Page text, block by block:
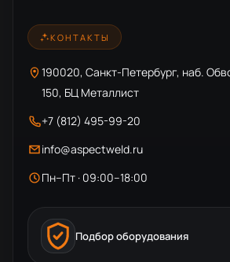
КОНТАКТЫ
190020, Санкт-Петербург, наб.
150, БЦ Металлист
+7 (812) 495-99-20
info@aspectweld.ru
Пн–Пт · 09:00–18:00
Подбор оборудования